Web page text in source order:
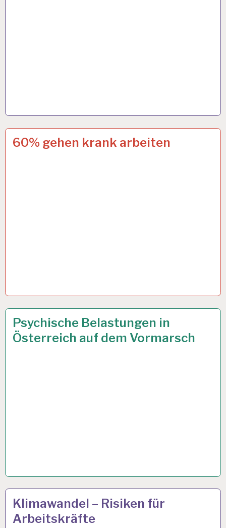
12-
STUNDEN-
60% gehen krank arbeiten
4 OKT. 2024
6.URLAUBSWOCHE
EUGH…
Psychische Belastungen in
Österreich auf dem Vormarsch
7 AUG. 2024
50PLUS…
Klimawandel – Risiken für
Arbeitskräfte
25 APR. 2024